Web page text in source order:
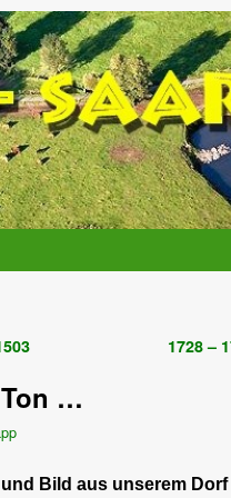
1728 –
…
Bild aus unserem